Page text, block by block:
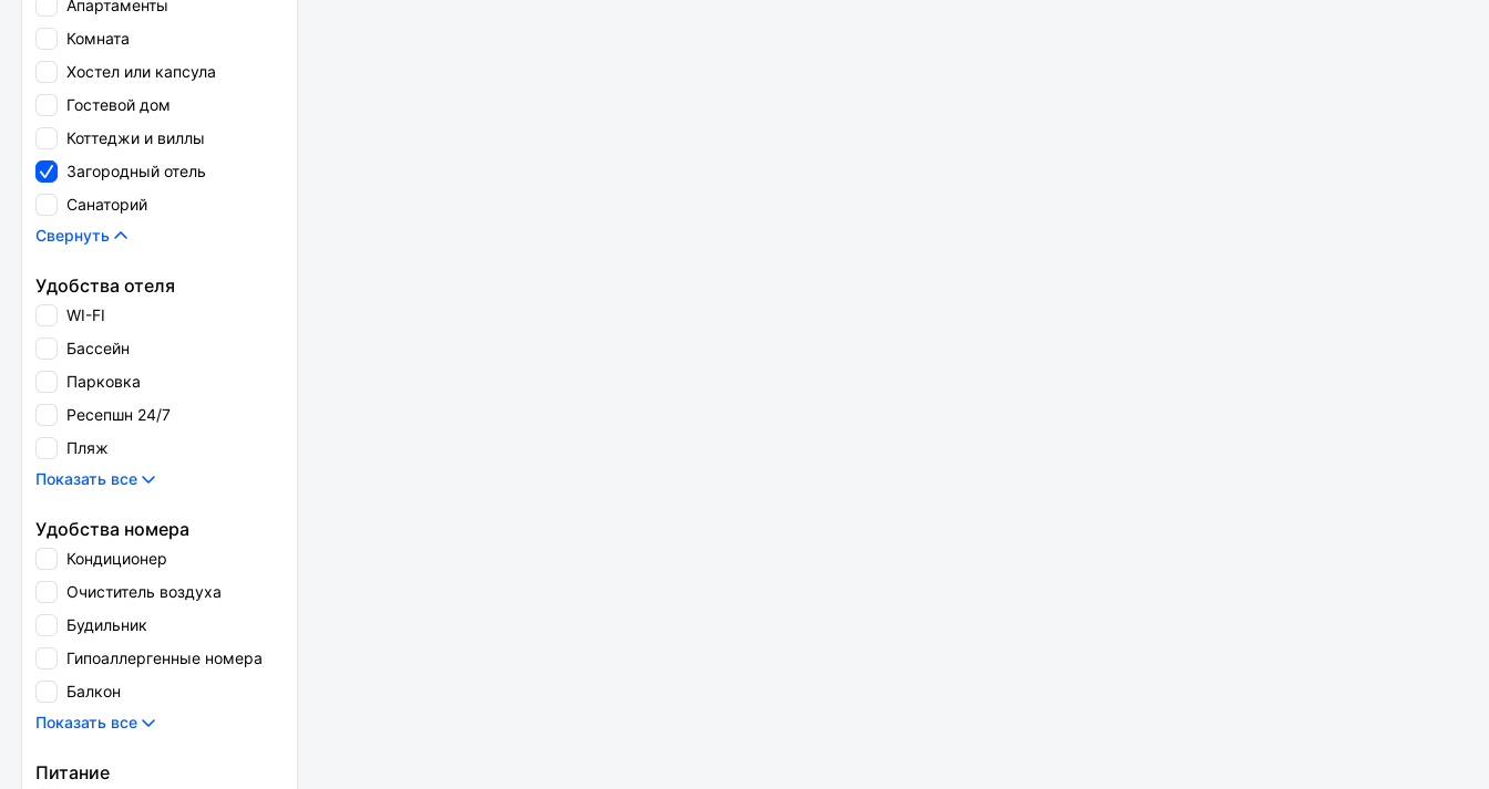
Апартаменты
Комната
Хостел или капсула
Гостевой дом
Коттеджи и виллы
Загородный отель
Санаторий
Свернуть
Удобства отеля
WI-FI
Бассейн
Парковка
Ресепшн 24/7
Пляж
Показать все
Удобства номера
Кондиционер
Очиститель воздуха
Будильник
Гипоаллергенные номера
Балкон
Показать все
Питание